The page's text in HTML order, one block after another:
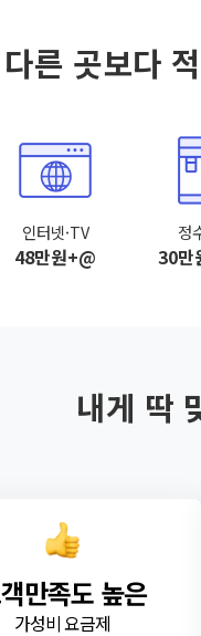
다른 곳보다
인터넷·TV
48만원+@
정
30만
내게 딱
만족도 높은
가성비 요금제